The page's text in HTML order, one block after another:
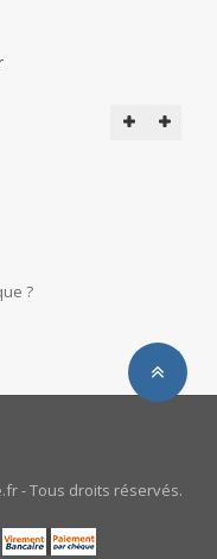
?
- Tous droits réservés.